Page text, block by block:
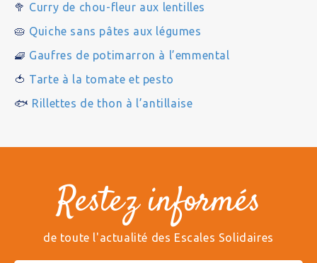
🥦 Curry de chou-fleur aux lentilles
🥧 Quiche sans pâtes aux légumes
🧇 Gaufres de potimarron à l’emmental
🍅 Tarte à la tomate et pesto
🐟 Rillettes de thon à l’antillaise
Restez informés
de toute l'actualité des Escales Solidaires